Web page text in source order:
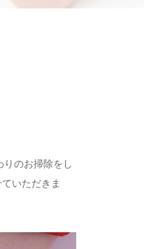
りのお掃除をし
いただきま